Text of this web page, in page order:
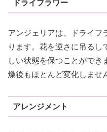
ドライフラワー
アンジェリアは、ドライフ
ります。花を逆さに吊るし
しい状態を保つことができ
燥後もほとんど変化しませ
アレンジメント